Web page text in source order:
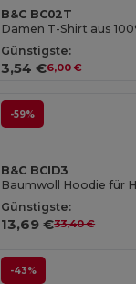
B&C BC02T
Damen T-Shirt aus
Günstigste:
3,54 €6,00 €
-59%
B&C BCID3
Baumwoll Hoodie für
Günstigste:
13,69 €33,40 €
-43%